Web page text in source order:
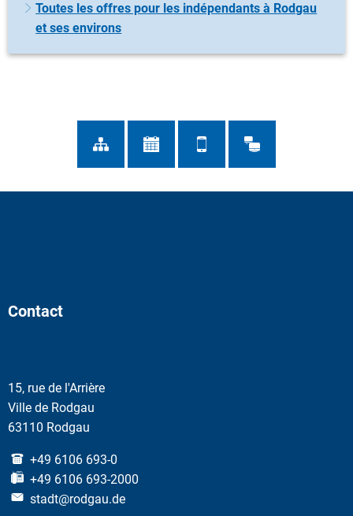
Toutes les offres pour les indépendants à Rodgau
et ses environs
Contact
15, rue de l'Arrière
Ville de Rodgau
63110 Rodgau
+49 6106 693-0
+49 6106 693-2000
stadt@rodgau.de